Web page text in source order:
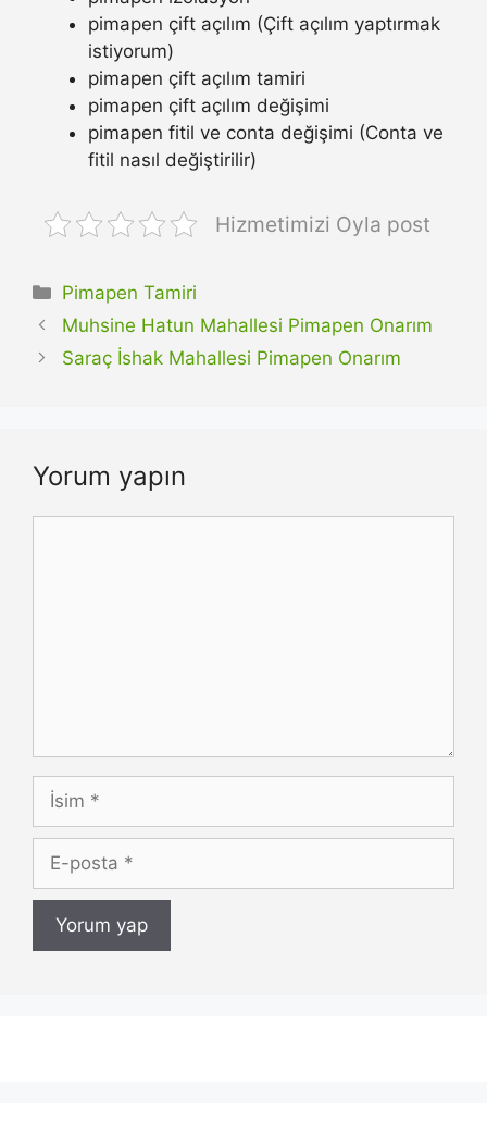
pimapen çift açılım (Çift açılım yaptırmak
istiyorum)
pimapen çift açılım tamiri
pimapen çift açılım değişimi
pimapen fitil ve conta değişimi (Conta ve
fitil nasıl değiştirilir)
Hizmetimizi Oyla post
Kategoriler
Pimapen Tamiri
Muhsine Hatun Mahallesi Pimapen Onarım
Saraç İshak Mahallesi Pimapen Onarım
Yorum yapın
İsim
posta